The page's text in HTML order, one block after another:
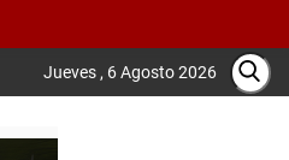
Jueves , 6 Agosto 2026